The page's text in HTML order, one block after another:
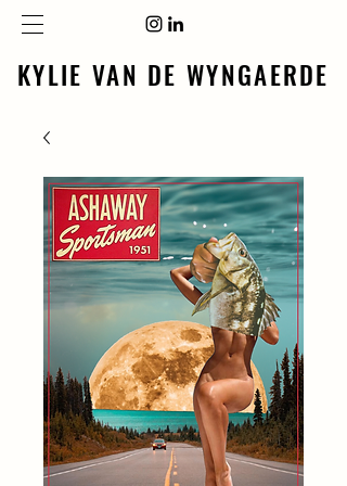
KYLIE VAN DE WYNGAERDE